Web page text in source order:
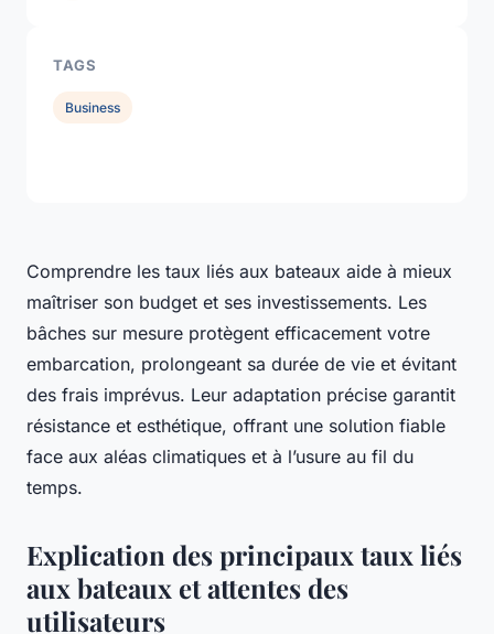
Comprendre les taux liés aux bateaux aide à mieux
maîtriser son budget et ses investissements. Les
bâches sur mesure protègent efficacement votre
embarcation, prolongeant sa durée de vie et évitant
des frais imprévus. Leur adaptation précise garantit
résistance et esthétique, offrant une solution fiable
face aux aléas climatiques et à l’usure au fil du
temps.
Explication des principaux taux liés
aux bateaux et attentes des
utilisateurs
TAGS
Business